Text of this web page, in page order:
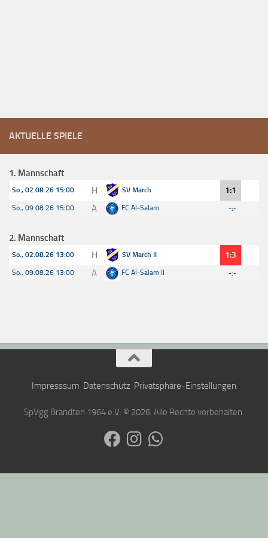
AKTUELLE SPIELE
1. Mannschaft
So., 02.08.26 15:00 H SV March 1:1
So., 09.08.26 15:00 A FC Al-Salam -:-
2. Mannschaft
So., 02.08.26 13:00 H SV March II 1:3
So., 09.08.26 13:00 A FC Al-Salam II -:-
Impresssum Datenschutz Privatsphäre-Einstellungen
SpVgg Brandten 1964 e.V. © 2026. Alle Rechte vorbehalten.